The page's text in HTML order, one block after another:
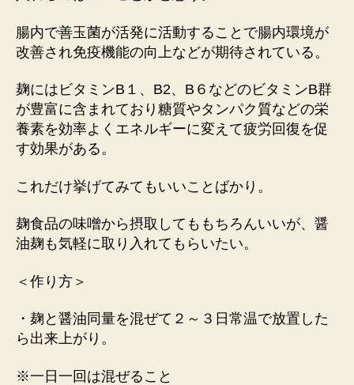
腸内で善玉菌が活発に活動することで腸内環境が
改善され免疫機能の向上などが期待されている。
麹にはビタミンB１、B2、B６などのビタミンB群
が豊富に含まれており糖質やタンパク質などの栄
養素を効率よくエネルギーに変えて疲労回復を促
す効果がある。
これだけ挙げてみてもいいことばかり。
麹食品の味噌から摂取してももちろんいいが、醤
油麹も気軽に取り入れてもらいたい。
＜作り方＞
・麹と醤油同量を混ぜて２～３日常温で放置した
ら出来上がり。
※一日一回は混ぜること